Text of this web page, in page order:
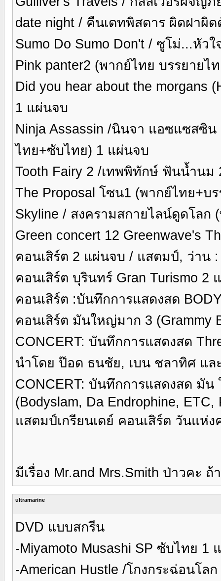
date night / คืนเดทพิสดาร ผิดฝาผิ
Sumo Do Sumo Don't / ซูโม่...หั
Pink panter2 (พากย์ไทย บรรยายไ
Did you hear about the morgans
1 แผ่นจบ
Ninja Assassin /นินจา แอซแซสซิ
ไทย+ซับไทย) 1 แผ่นจบ
Tooth Fairy 2 /เทพพิทักษ์ ฟันน้ำนม
The Proposal โซน1 (พากย์ไทย+บ
Skyline / สงครามสกายไลน์ดูดโลก
Green concert 12 Greenwave's
คอนเสิร์ต 2 แผ่นจบ / แสตมป์, ว่าน
คอนเสิร์ต บุรินทร์ Gran Turismo 2
คอนเสิร์ต :บันทึกการแสดงสด
คอนเสิร์ต มันใหญ่มาก 3 (Grammy
CONCERT: บันทึกการแสดงสด
นำโดย ป๊อด ธนชัย, เบน ชลาทิศ แล
CONCERT: บันทึกการแสดงสด มั
(Bodyslam, Da Endrophine, ETC,
แสตมป์เกรียนเดย์ คอนเสิร์ต วันแห่ง
มีเรื่อง Mr.and Mrs.Smith ป่าวคะ ถ้
ultramarine
DVD แบบสกรีน
-Miyamoto Musashi SP ซับไทย 1
-American Hustle /โกงกระฉ่อนโล